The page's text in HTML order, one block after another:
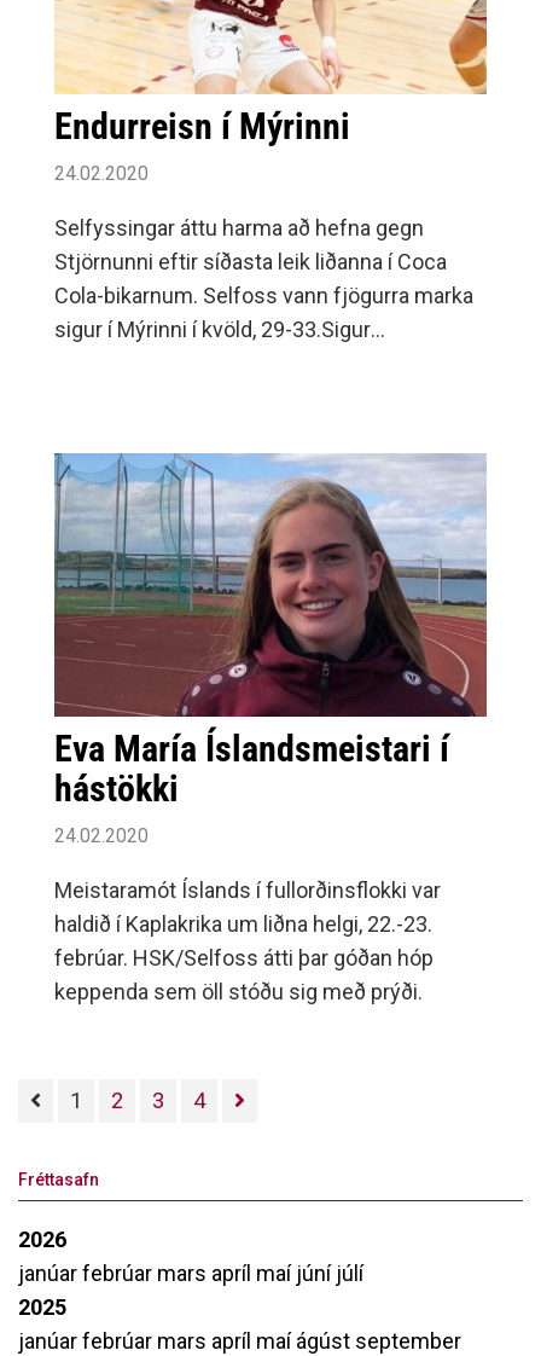
Endurreisn í Mýrinni
24.02.2020
Selfyssingar áttu harma að hefna gegn
Stjörnunni eftir síðasta leik liðanna í Coca
Cola-bikarnum. Selfoss vann fjögurra marka
sigur í Mýrinni í kvöld, 29-33.Sigur
Eva María Íslandsmeistari í
hástökki
24.02.2020
Meistaramót Íslands í fullorðinsflokki var
haldið í Kaplakrika um liðna helgi, 22.-23.
febrúar. HSK/Selfoss átti þar góðan hóp
keppenda sem öll stóðu sig með prýði.
1 2 3 4
Fréttasafn
2026
janúarfebrúar mars apríl maí júní júlí
2025
janúarfebrúar mars apríl maíágúst september